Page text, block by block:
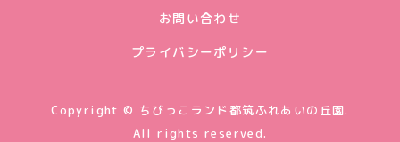
お問い合わせ
プライバシーポリシー
Copyright © ちびっこランド都筑ふれあいの丘園.
All rights reserved.